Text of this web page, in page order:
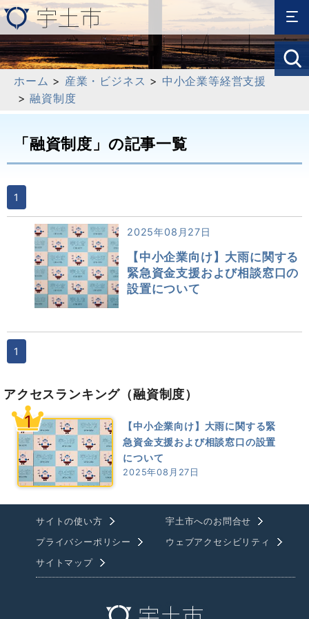
ホーム > 産業・ビジネス > 中小企業等経営支援
>融資制度
「融資制度」の記事一覧
1
2025年08月27日
【中小企業向け】大雨に関する
緊急資金支援および相談窓口の
設置について
1
アクセスランキング （融資制度）
1
【中小企業向け】大雨に関する緊
急資金支援および相談窓口の設置
について
2025年08月27日
サイトの使い方
宇土市へのお問合せ
プライバシーポリシー
ウェブアクセシビリティ
サイトマップ